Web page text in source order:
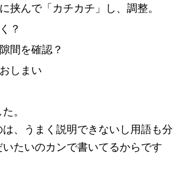
挟んで「カチカチ」し、調整。
？
間を確認？
しまい
。
は、うまく説明できないし用語も分
たいのカンで書いてるからです